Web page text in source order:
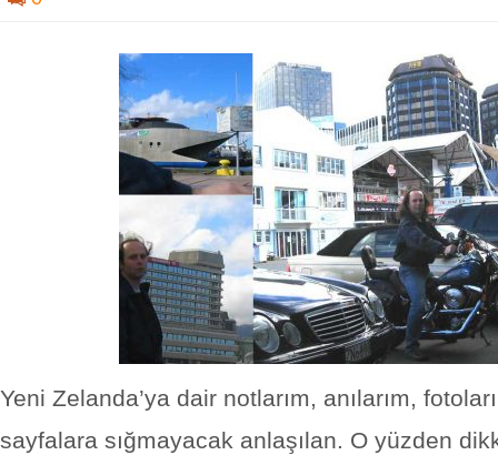
Yeni Zelanda’ya dair notlarım, anılarım,
sayfalara sığmayacak anlaşılan. O yüzden